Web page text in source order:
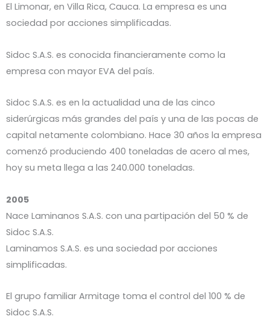
El Limonar, en Villa Rica, Cauca. La empresa es una
sociedad por acciones simplificadas.
Sidoc S.A.S. es conocida financieramente como la
empresa con mayor EVA del país.
Sidoc S.A.S. es en la actualidad una de las cinco
siderúrgicas más grandes del país y una de las pocas de
capital netamente colombiano. Hace 30 años la empresa
comenzó produciendo 400 toneladas de acero al mes,
hoy su meta llega a las 240.000 toneladas.
2005
Nace Laminanos S.A.S. con una partipación del 50 % de
Sidoc S.A.S.
Laminamos S.A.S. es una sociedad por acciones
simplificadas.
El grupo familiar Armitage toma el control del 100 % de
Sidoc S.A.S.